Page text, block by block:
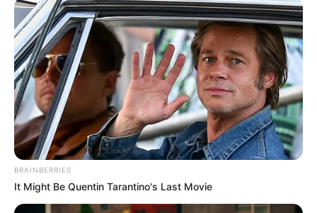
BRAINBERRIES
It Might Be Quentin Tarantino's Last Movie